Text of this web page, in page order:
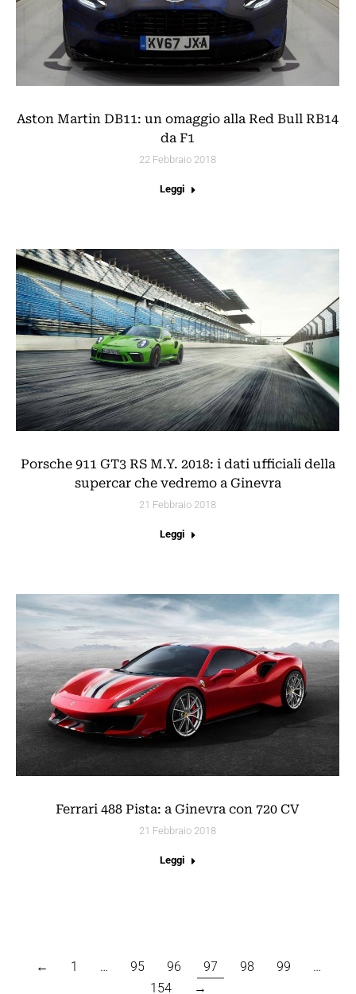
Aston Martin DB11: un omaggio alla Red Bull RB14
da F1
22 Febbraio 2018
Leggi
Porsche 911 GT3 RS M.Y. 2018: i dati ufficiali della
supercar che vedremo a Ginevra
21 Febbraio 2018
Leggi
Ferrari 488 Pista: a Ginevra con 720 CV
21 Febbraio 2018
Leggi
← 1 … 95 96 97 98 99
…
154
→